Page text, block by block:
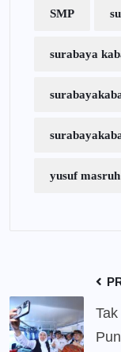
SMP
surabaya
yusuf masruh